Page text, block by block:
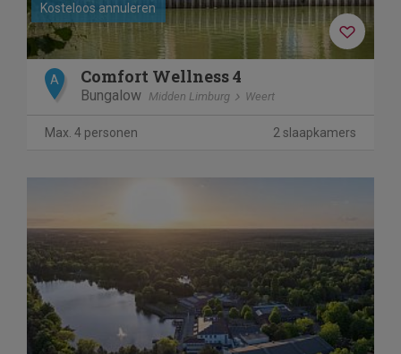
Kosteloos annuleren
A Comfort Wellness 4
Bungalow Midden Limburg Weert
Max. 4 personen 2 slaapkamers